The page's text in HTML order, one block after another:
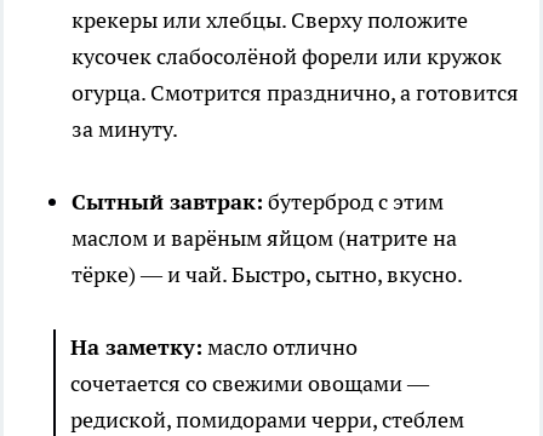
крекеры или хлебцы. Сверху положите
кусочек слабосолёной форели или кружок
огурца. Смотрится празднично, а готовится
за минуту.
Сытный завтрак: бутерброд с этим
маслом и варёным яйцом (натрите на
тёрке) — и чай. Быстро, сытно, вкусно.
На заметку: масло отлично
сочетается со свежими овощами —
редиской, помидорами черри, стеблем